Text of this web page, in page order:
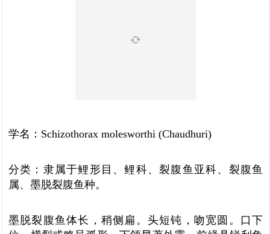
学名：Schizothorax molesworthi (Chaudhuri)
分类：隶属于鲤形目、鲤科、裂腹鱼亚科、裂腹鱼
属、墨脱裂腹鱼种。
墨脱裂腹鱼体长，稍侧扁。头短钝，吻宽圆。口下